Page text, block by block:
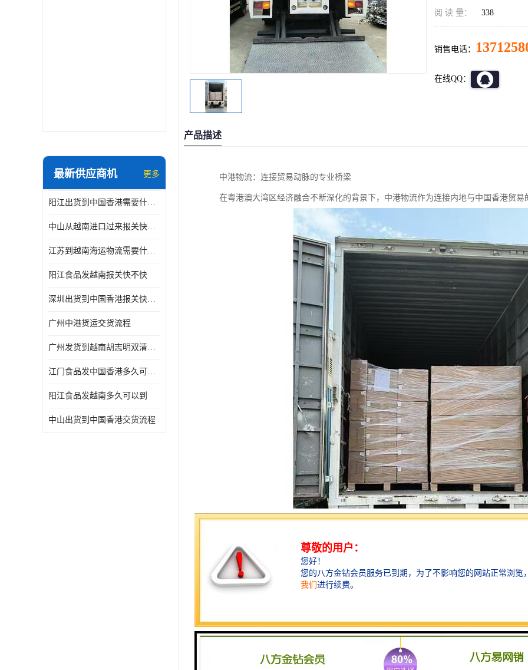
最新供应商机 更多
阳江出货到中国香港需要什么条件 专线直达
中山从越南进口过来报关快不快
江苏到越南海运物流需要什么条件 一步到位
阳江食品发越南报关快不快
深圳出货到中国香港报关快不快 一手货源
广州中港货运交货流程
广州发货到越南胡志明双清需要什么文件
江门食品发中国香港多久可以到 一键发货
阳江食品发越南多久可以到
中山出货到中国香港交货流程
阅 读 量： 338
销售电话：
在线QQ：
产品描述
中港物流：连接贸易动脉的专业桥梁
在粤港澳大湾区经济融合不断深化的背景下，中港物流作为连接内地与中国香港贸易
对于汕尾地区的企业而言，如何*、安全地将货物运抵中国香港，是拓展市场、提升